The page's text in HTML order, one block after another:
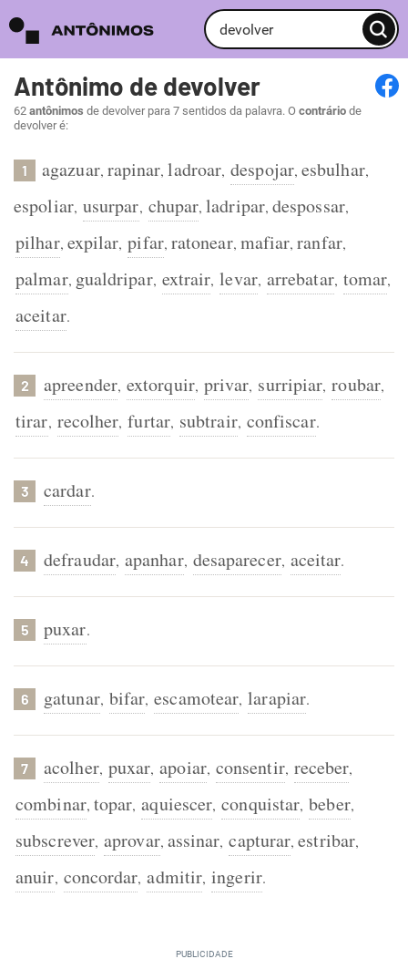
Antônimo de devolver
62 antônimos de devolver para 7 sentidos da palavra. O contrário de
devolver é:
1 agazuar, rapinar,ladroar, despojar, esbulhar,
espoliar, usurpar, chupar,ladripar, despossar,
pilhar, expilar, pifar, ratonear, mafiar,ranfar,
palmar, gualdripar, extrair, levar, arrebatar, tomar,
aceitar.
2 apreender, extorquir, privar, surripiar, roubar,
tirar, recolher, furtar, subtrair, confiscar.
3 cardar.
4 defraudar, apanhar, desaparecer, aceitar.
5 puxar.
6 gatunar, bifar, escamotear, larapiar.
7 acolher, puxar, apoiar, consentir, receber,
combinar, topar, aquiescer, conquistar, beber,
subscrever, aprovar, assinar, capturar,estribar,
anuir, concordar, admitir, ingerir.